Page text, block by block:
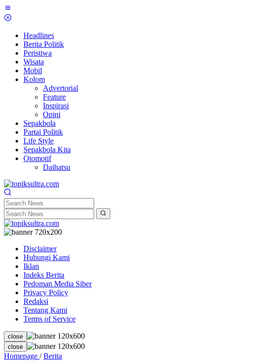
Skip
to
Headlines
Berita Politik
Peristiwa
Wisata
Mobil
Kolom
Advertorial
Feature
Inspirasi
Opini
Sepakbola
Partai Politik
Life Style
Sepakbola Kita
Otomotif
Daihatsu
Disclaimer
Hubungi Kami
Iklan
Indeks Berita
Pedoman Media Siber
Privacy Policy
Redaksi
Tentang Kami
Terms of Service
close
close
Homepage / Berita